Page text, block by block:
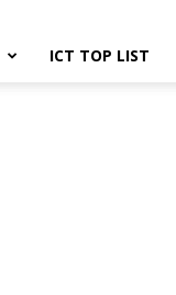
ICT TOP LIST